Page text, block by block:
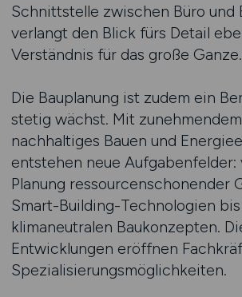
Schnittstelle zwischen Büro und
verlangt den Blick fürs Detail
Verständnis für das große Ganze.
Die Bauplanung ist zudem ein
stetig wächst. Mit
nachhaltiges Bauen und
entstehen neue Aufgabenfelder:
Planung ressourcenschonender
Smart-Building-Technologien
klimaneutralen Baukonzepten.
Entwicklungen eröffnen
Spezialisierungsmöglichkeiten.